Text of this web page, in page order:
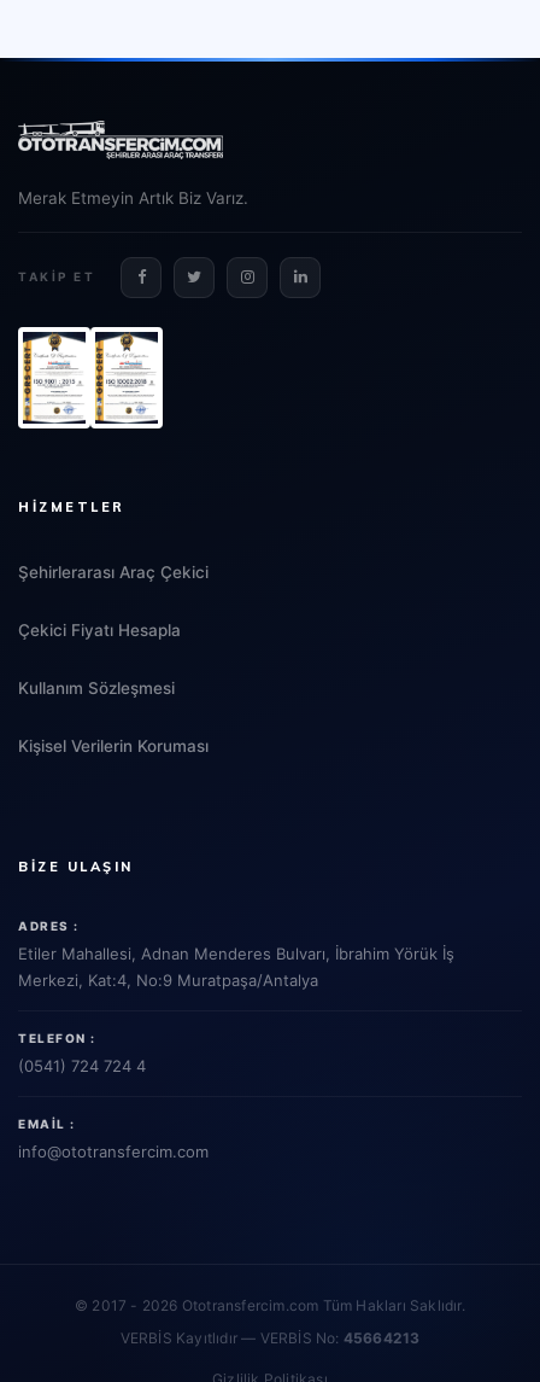
Merak Etmeyin Artık Biz Varız.
TAKIP ET
HIZMETLER
Şehirlerarası Araç Çekici
Çekici Fiyatı Hesapla
Kullanım Sözleşmesi
Kişisel Verilerin Koruması
BIZE ULAŞIN
ADRES :
Etiler Mahallesi, Adnan Menderes Bulvarı, İbrahim Yörük İş
Merkezi, Kat:4, No:9 Muratpaşa/Antalya
TELEFON :
(0541) 724 724 4
EMAIL :
info@ototransfercim.com
© 2017 - 2026 Ototransfercim.com Tüm Hakları Saklıdır.
VERBİS Kayıtlıdır — VERBİS No: 45664213